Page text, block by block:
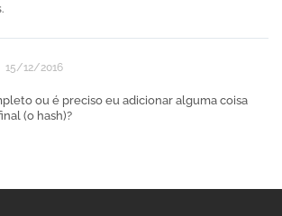
15/12/2016
ou é preciso eu adicionar alguma coisa
(o hash)?